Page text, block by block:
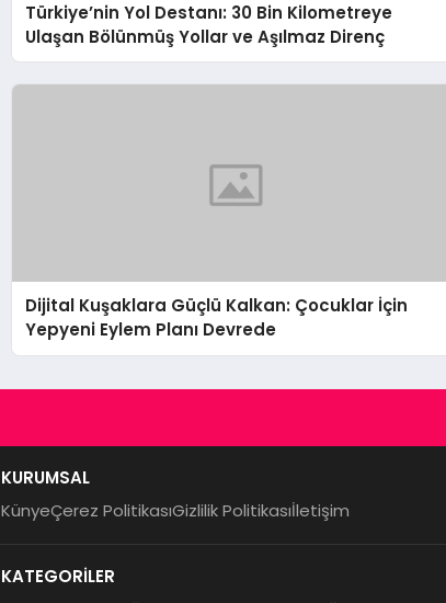
Türkiye’nin Yol Destanı: 30 Bin Kilometreye
Ulaşan Bölünmüş Yollar ve Aşılmaz Direnç
Dijital Kuşaklara Güçlü Kalkan: Çocuklar İçin
Yepyeni Eylem Planı Devrede
KURUMSAL
KünyeÇerez PolitikasıGizlilik Politikasıİletişim
KATEGORİLER